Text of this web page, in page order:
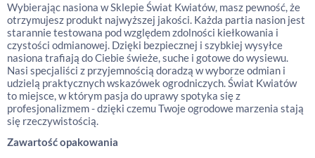
Wybierając nasiona w Sklepie Świat Kwiatów, masz pewność, że
otrzymujesz produkt najwyższej jakości. Każda partia nasion jest
starannie testowana pod względem zdolności kiełkowania i
czystości odmianowej. Dzięki bezpiecznej i szybkiej wysyłce
nasiona trafiają do Ciebie świeże, suche i gotowe do wysiewu.
Nasi specjaliści z przyjemnością doradzą w wyborze odmian i
udzielą praktycznych wskazówek ogrodniczych. Świat Kwiatów
to miejsce, w którym pasja do uprawy spotyka się z
profesjonalizmem - dzięki czemu Twoje ogrodowe marzenia stają
się rzeczywistością.
Zawartość opakowania